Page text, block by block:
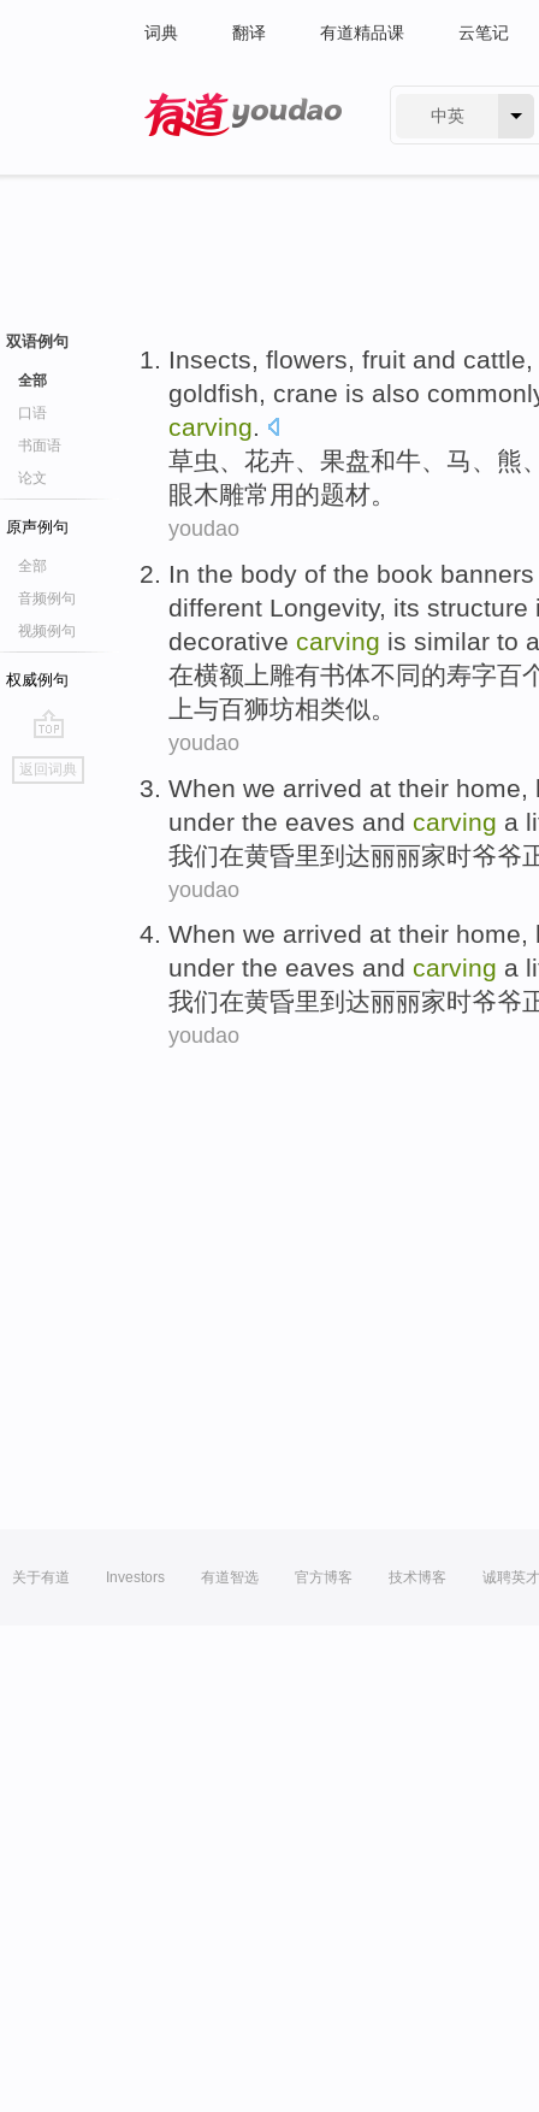
词典 翻译 有道精品课 云笔记
中英
双语例句
全部
口语
书面语
论文
原声例句
全部
音频例句
视频例句
权威例句
go
top
返回词典
Insects, flowers, fruit and cattle,
goldfish, crane is also
carving.
草虫 、 花卉、 果盘和牛、 马、 熊
眼木雕常用的题材。
youdao
In the body of the book banners
different Longevity, its structure
decorative carving is similar to
在横额 上雕有书体不同的寿字百
上与百狮坊相类似。
youdao
When we arrived at their home
under the eaves and carving a
我们在黄昏里到达丽丽家时爷爷
youdao
When we arrived at their home,
under the eaves and carving a
我们在黄昏里到达丽丽家时爷爷
youdao
关于有道 Investors 有道智选 官方博客 技术博客 诚聘英才